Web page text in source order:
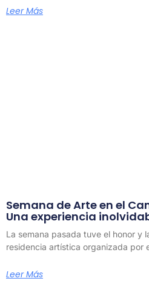
Leer Más
Semana de Arte en el
Una experiencia
La semana pasada tuve el honor y
residencia artística organizada por
Leer Más